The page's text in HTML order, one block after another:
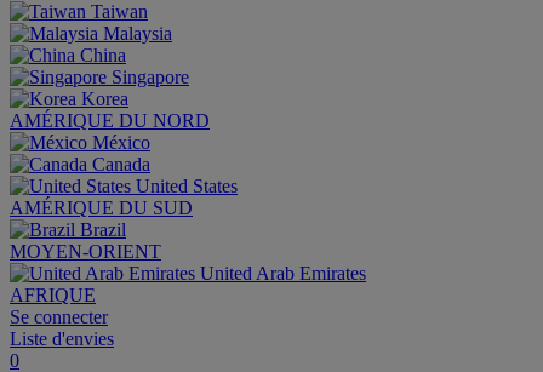
Taiwan
Malaysia
China
Singapore
Korea
AMÉRIQUE DU NORD
México
Canada
United States
AMÉRIQUE DU SUD
Brazil
MOYEN-ORIENT
United Arab Emirates
AFRIQUE
Se connecter
Liste d'envies
0